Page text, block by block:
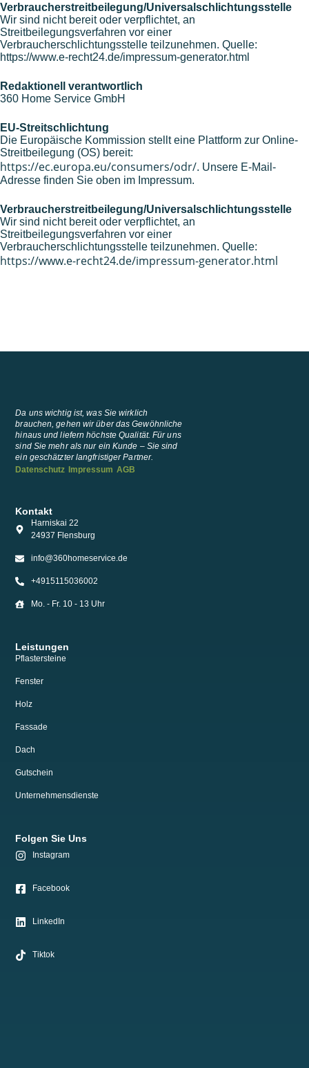
Verbraucherstreitbeilegung/Universalschlichtungsstelle
Wir sind nicht bereit oder verpflichtet, an
Streitbeilegungsverfahren vor einer
Verbraucherschlichtungsstelle teilzunehmen. Quelle:
https://www.e-recht24.de/impressum-generator.html
Redaktionell verantwortlich
360 Home Service GmbH
EU-Streitschlichtung
Die Europäische Kommission stellt eine Plattform zur Online-
Streitbeilegung (OS) bereit:
https://ec.europa.eu/consumers/odr/. Unsere E-Mail-
Adresse finden Sie oben im Impressum.
Verbraucherstreitbeilegung/Universalschlichtungsstelle
Wir sind nicht bereit oder verpflichtet, an
Streitbeilegungsverfahren vor einer
Verbraucherschlichtungsstelle teilzunehmen. Quelle:
https://www.e-recht24.de/impressum-generator.html
Da uns wichtig ist, was Sie wirklich
brauchen, gehen wir über das Gewöhnliche
hinaus und liefern höchste Qualität. Für uns
sind Sie mehr als nur ein Kunde – Sie sind
ein geschätzter langfristiger Partner.
Datenschutz
Impressum AGB
Leistungen
Pflastersteine
Fenster
Holz
Fassade
Dach
Gutschein
Unternehmensdienste
Kontakt
Harniskai 22
24937 Flensburg
info@360homeservice.de
+4915115036002
Mo. - Fr. 10 - 13 Uhr
Folgen Sie Uns
Instagram
Facebook
LinkedIn
Tiktok